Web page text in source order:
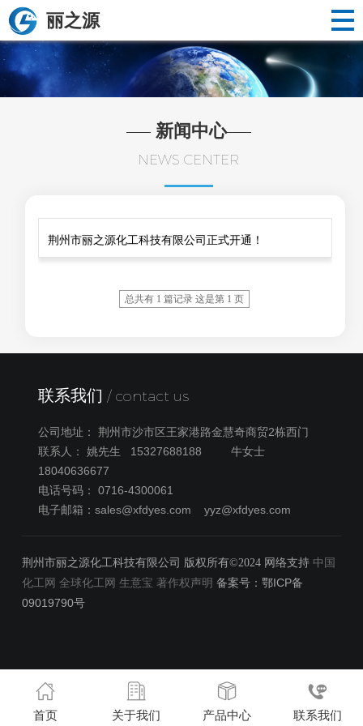
丽之源
新闻中心
NEWS CENTER
荆州市丽之源化工科技有限公司正式开通！
总共有 1 篇记录 这是第 1 页
联系我们 / contact us
公司地址： 荆州市沙市区王家港路金慧奇商贸2栋西门
联系人： 姚先生 15327688188 牛女士
18040636677
电话号码： 0716-4300061
电子邮箱： sales@xfdyes.com yyz@xfdyes.com
荆州市丽之源化工科技有限公司 版权所有©2024 网络支持 中国
化工网 全球化工网 生意宝 著作权声明 备案号： 鄂ICP备
09019790号
首页 关于我们 产品中心 联系我们